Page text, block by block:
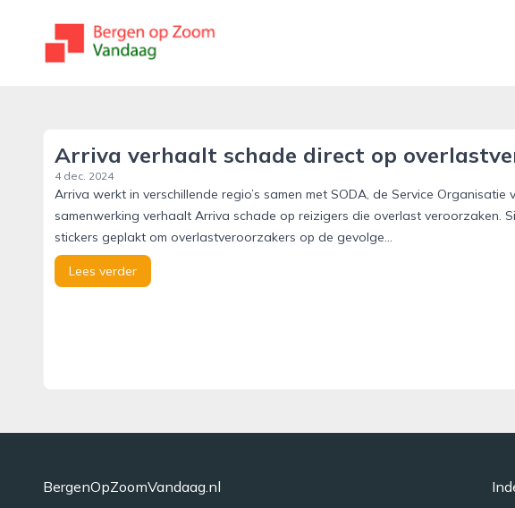
bergenopzoomvandaag.nl
Arriva verhaalt schade direct op
4 dec. 2024
Arriva werkt in verschillende regio’s samen met SODA, de Service
samenwerking verhaalt Arriva schade op reizigers die overlast veroorzaken.
stickers geplakt om overlastveroorzakers op de gevolge...
Lees verder
BergenOpZoomVandaag.nl